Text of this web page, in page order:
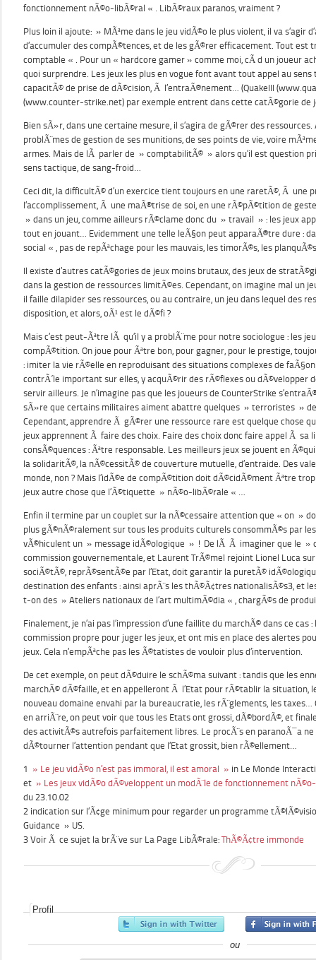
fonctionnement nÃ©o-libÃ©ral « . LibÃ©raux paranos, vraiment ?
Plus loin il ajoute: » MÃªme dans le jeu vidÃ©o le plus violent, il va s’agir
d’accumuler des compÃ©tences, et de les gÃ©rer efficacement. Tout est
comptable « . Pour un « hardcore gamer » comme moi, cÃ d un joueur
quoi surprendre. Les jeux les plus en vogue font avant tout appel au
capacitÃ© de prise de dÃ©cision, Ã l’entraÃ®nement… (QuakeIII
(www.counter-strike.net) par exemple entrent dans cette catÃ©gorie de
Bien sÃ»r, dans une certaine mesure, il s’agira de gÃ©rer des ressources.
problÃ¨mes de gestion de ses munitions, de ses points de vie, voire
armes. Mais de lÃ parler de » comptabilitÃ© » alors qu’il est question
sens tactique, de sang-froid…
Ceci dit, la difficultÃ© d’un exercice tient toujours en une raretÃ©, Ã une
l’accomplissement, Ã une maÃ®trise de soi, en une rÃ©pÃ©tition de
» dans un jeu, comme ailleurs rÃ©clame donc du » travail » : les jeux
tout en jouant… Evidemment une telle leÃ§on peut apparaÃ®tre dure :
social « , pas de repÃªchage pour les mauvais, les timorÃ©s, les
Il existe d’autres catÃ©gories de jeux moins brutaux, des jeux de
dans la gestion de ressources limitÃ©es. Cependant, on imagine mal un
il faille dilapider ses ressources, ou au contraire, un jeu dans lequel des
disposition, et alors, oÃ¹ est le dÃ©fi ?
Mais c’est peut-Ãªtre lÃ qu’il y a problÃ¨me pour notre sociologue : les
compÃ©tition. On joue pour Ãªtre bon, pour gagner, pour le prestige,
: imiter la vie rÃ©elle en reproduisant des situations complexes de
contrÃ´le important sur elles, y acquÃ©rir des rÃ©flexes ou dÃ©velopper
servir ailleurs. Je n’imagine pas que les joueurs de CounterStrike
sÃ»re que certains militaires aiment abattre quelques » terroristes »
Cependant, apprendre Ã gÃ©rer une ressource rare est quelque chose
jeux apprennent Ã faire des choix. Faire des choix donc faire appel Ã sa
consÃ©quences : Ãªtre responsable. Les meilleurs jeux se jouent en
la solidaritÃ©, la nÃ©cessitÃ© de couverture mutuelle, d’entraide. Des
monde, non ? Mais l’idÃ©e de compÃ©tition doit dÃ©cidÃ©ment Ãªtre
jeux autre chose que l’Ã©tiquette » nÃ©o-libÃ©rale « …
Enfin il termine par un couplet sur la nÃ©cessaire attention que « on »
plus gÃ©nÃ©ralement sur tous les produits culturels consommÃ©s par les
vÃ©hiculent un » message idÃ©ologique » ! De lÃ Ã imaginer que le »
commission gouvernementale, et Laurent TrÃ©mel rejoint Lionel Luca
sociÃ©tÃ©, reprÃ©sentÃ©e par l’Etat, doit garantir la puretÃ©
destination des enfants : ainsi aprÃ¨s les thÃ©Ã¢tres nationalisÃ©s3, et
t-on des » Ateliers nationaux de l’art multimÃ©dia « , chargÃ©s de
Finalement, je n’ai pas l’impression d’une faillite du marchÃ© dans ce
commission propre pour juger les jeux, et ont mis en place des alertes
jeux. Cela n’empÃªche pas les Ã©tatistes de vouloir plus d’intervention.
De cet exemple, on peut dÃ©duire le schÃ©ma suivant : tandis que les
marchÃ© dÃ©faille, et en appelleront Ã l’Etat pour rÃ©tablir la situation,
nouveau domaine envahi par la bureaucratie, les rÃ¨glements, les
en arriÃ¨re, on peut voir que tous les Etats ont grossi, dÃ©bordÃ©, et
des activitÃ©s autrefois parfaitement libres. Le procÃ¨s en paranoÃ¯a ne
dÃ©tourner l’attention pendant que l’Etat grossit, bien rÃ©ellement…
1 » Le jeu vidÃ©o n’est pas immoral, il est amoral » in Le Monde
et » Les jeux vidÃ©o dÃ©veloppent un modÃ¨le de fonctionnement
du 23.10.02
2 indication sur l’Ã¢ge minimum pour regarder un programme
Guidance » US.
3 Voir Ã ce sujet la brÃ¨ve sur La Page LibÃ©rale: ThÃ©Ã¢tre immonde
Profil
ou